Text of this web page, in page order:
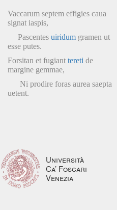
Vaccarum septem effigies caua
signat iaspis,
Pascentes uiridum gramen ut
esse putes.
Forsitan et fugiant tereti de
margine gemmae,
Ni prodire foras aurea saepta
uetent.
Università
Ca’ Foscari
Venezia